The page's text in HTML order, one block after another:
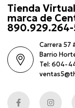
Tienda
marca de
890.929.264-
Carrera 57
Barrio
Tel: 604-